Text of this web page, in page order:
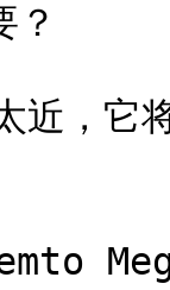
？
近，它